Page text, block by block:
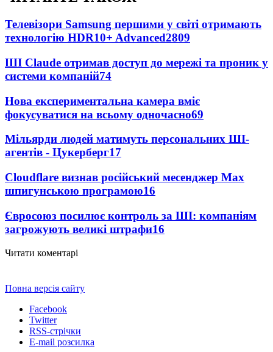
Телевізори Samsung першими у світі отримають
технологію HDR10+ Advanced2809
ШІ Claude отримав доступ до мережі та проник у
системи компаній74
Нова експериментальна камера вміє
фокусуватися на всьому одночасно69
Мільярди людей матимуть персональних ШІ-
агентів - Цукерберг17
Cloudflare визнав російський месенджер Мах
шпигунською програмою16
Євросоюз посилює контроль за ШІ: компаніям
загрожують великі штрафи16
Читати коментарі
Повна версія сайту
Facebook
Twitter
RSS-стрічки
E-mail розсилка